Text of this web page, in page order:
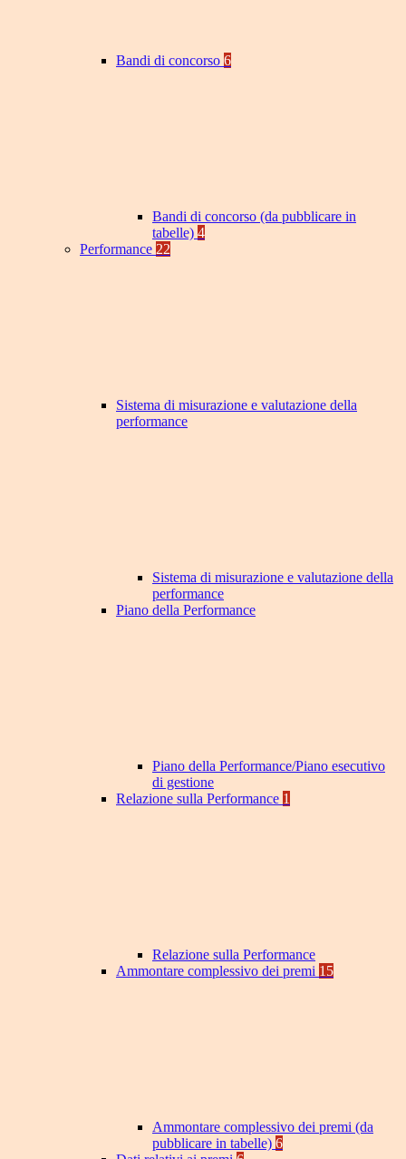
Bandi di concorso 6
Bandi di concorso (da pubblicare in
tabelle) 4
Performance 22
Sistema di misurazione e valutazione della
performance
Sistema di misurazione e valutazione della
performance
Piano della Performance
Piano della Performance/Piano esecutivo
di gestione
Relazione sulla Performance 1
Relazione sulla Performance
Ammontare complessivo dei premi 15
Ammontare complessivo dei premi (da
pubblicare in tabelle) 6